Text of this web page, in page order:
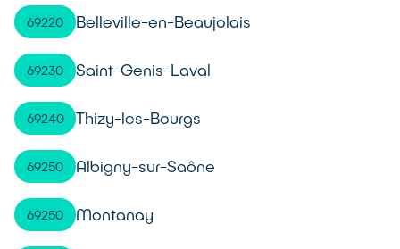
69220 Belleville-en-Beaujolais
69230 Saint-Genis-Laval
69240 Thizy-les-Bourgs
69250 Albigny-sur-Saône
69250 Montanay